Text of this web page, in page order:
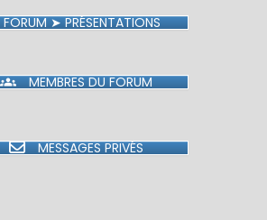
FORUM ➤ PRÉSENTATIONS
MEMBRES DU FORUM
MESSAGES PRIVÉS